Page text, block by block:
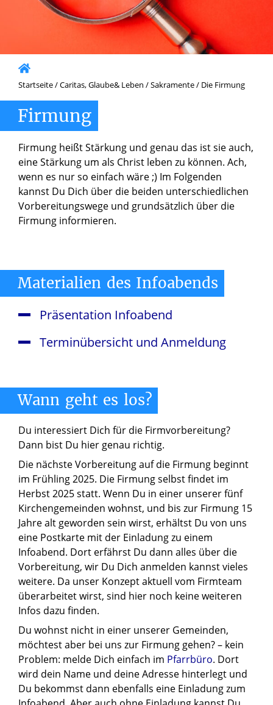
Startseite/Caritas, Glaube& Leben /Sakramente/ Die Firmung
Firmung
Firmung heißt Stärkung und genau das ist sie auch,
eine Stärkung um als Christ leben zu können. Ach,
wenn es nur so einfach wäre ;) Im Folgenden
kannst Du Dich über die beiden unterschiedlichen
Vorbereitungswege und grundsätzlich über die
Firmung informieren.
Materialien des Infoabends
Präsentation Infoabend
Terminübersicht und Anmeldung
Wann geht es los?
Du interessiert Dich für die Firmvorbereitung?
Dann bist Du hier genau richtig.
Die nächste Vorbereitung auf die Firmung beginnt
im Frühling 2025. Die Firmung selbst findet im
Herbst 2025 statt. Wenn Du in einer unserer fünf
Kirchengemeinden wohnst, und bis zur Firmung 15
Jahre alt geworden sein wirst, erhältst Du von uns
eine Postkarte mit der Einladung zu einem
Infoabend. Dort erfährst Du dann alles über die
Vorbereitung, wir Du Dich anmelden kannst vieles
weitere. Da unser Konzept aktuell vom Firmteam
überarbeitet wirst, sind hier noch keine weiteren
Infos dazu finden.
Du wohnst nicht in einer unserer Gemeinden,
möchtest aber bei uns zur Firmung gehen? – kein
Problem: melde Dich einfach im Pfarrbüro. Dort
wird dein Name und deine Adresse hinterlegt und
Du bekommst dann ebenfalls eine Einladung zum